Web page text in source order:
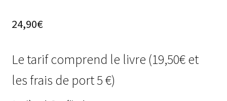
24,90€
Le tarif comprend le livre (19,50€ et
les frais de port 5 €)